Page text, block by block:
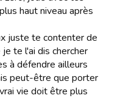
haut niveau après
juste te contenter de
te l'ai dis chercher
à défendre ailleurs
peut-être que porter
vie doit être plus